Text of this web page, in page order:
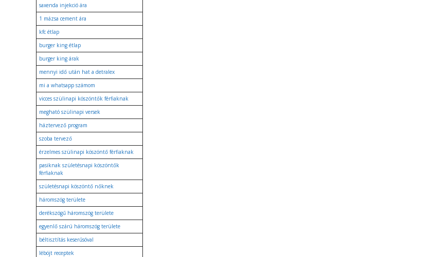
saxenda injekció ára
1 mázsa cement ára
kfc étlap
burger king étlap
burger king árak
mennyi idő után hat a detralex
mi a whatsapp számom
vicces szülinapi köszöntők férfiaknak
megható szülinapi versek
háztervező program
szoba tervező
érzelmes szülinapi köszöntő férfiaknak
pasiknak születésnapi köszöntők
férfiaknak
születésnapi köszöntő nőknek
háromszög területe
derékszögű háromszög területe
egyenlő szárú háromszög területe
béltisztítás keserűsóval
léböjt receptek